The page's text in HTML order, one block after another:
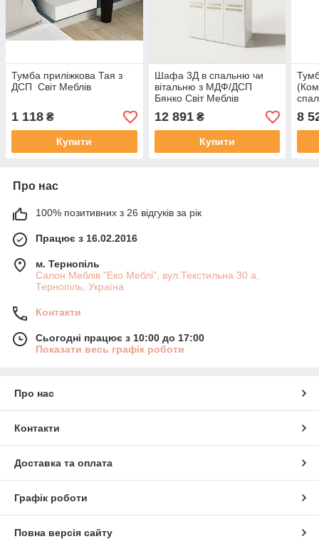
Тумба приліжкова Тая з
ДСП Світ Меблів
1 118 ₴
Купити
Шафа 3Д в спальню чи
вітальню з МДФ/ДСП
Бянко Світ Меблів
12 891₴
Купити
8
Про нас
100% позитивних з 26 відгуків за рік
Працює з 16.02.2016
м. Тернопіль
Салон Меблів "Еко Меблі", вул.Текстильна 30 а,
Тернопіль, Україна
Контакти
Сьогодні працює з 10:00 до 17:00
Показати весь графік роботи
Про нас
Контакти
Доставка та оплата
Графік роботи
Повна версія сайту